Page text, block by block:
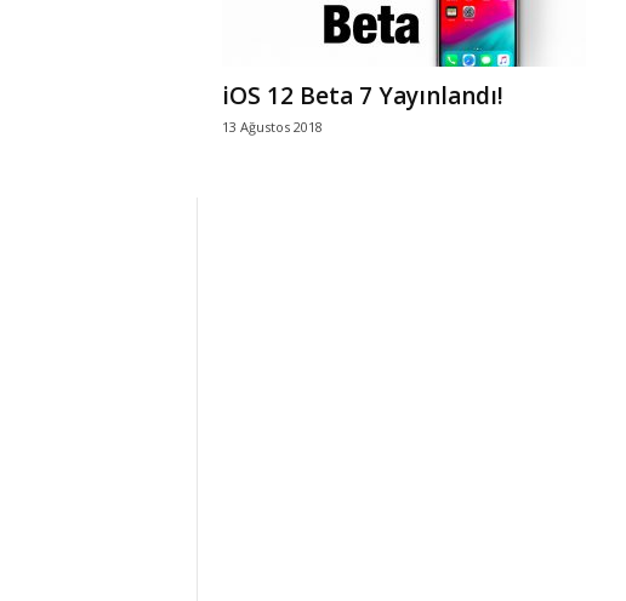
iOS 12 Beta 7 Yayınlandı!
13 Ağustos 2018